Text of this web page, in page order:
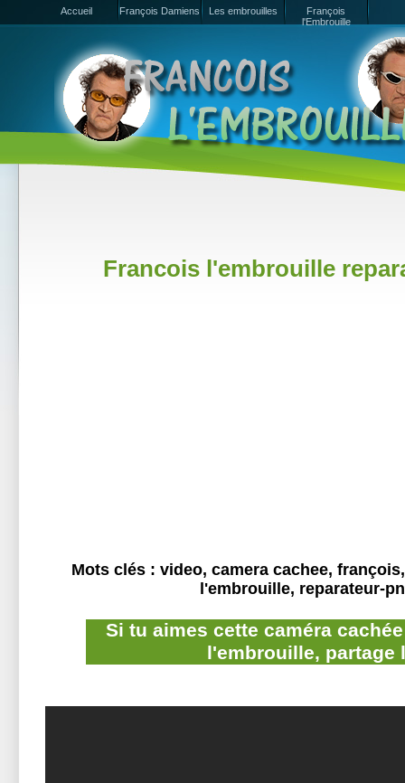
Accueil François Damiens Les embrouilles
François
l'Embrouille
Francois l'embrouille
Mots clés : video, camera cachee,
l'embrouille, reparateur-
Si tu aimes cette caméra
l'embrouille, partage